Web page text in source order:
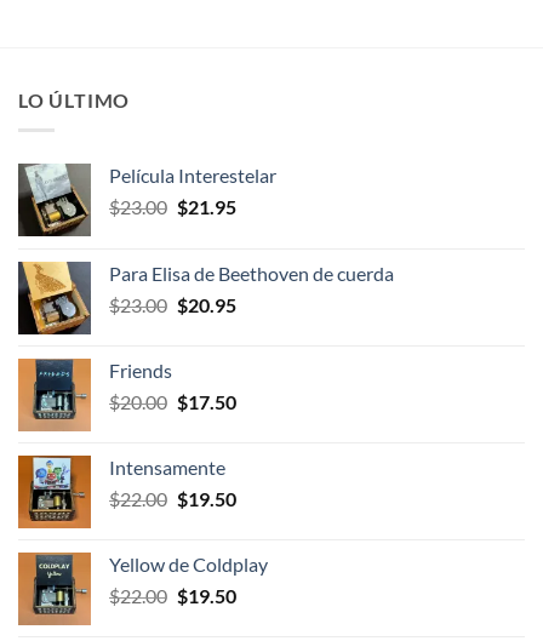
LO ÚLTIMO
Película Interestelar
$23.00 El
era:
$23.00.
$21.95El
es:
$21.95.
Para Elisa de Beethoven de cuerda
$23.00 El
$23.00.
$20.95El
$20.95.
Friends
$20.00 El
era:
$20.00.
$17.50El
$17.50.
Intensamente
$22.00 El
era:
$22.00.
$19.50El
es:
$19.50.
Yellow de Coldplay
$22.00 El
$19.50El